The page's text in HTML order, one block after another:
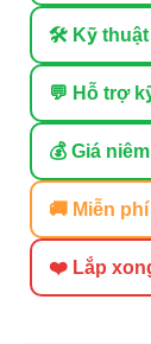
🛠 Kỹ thuật
💬 Hỗ trợ
💰 Giá
🚚 Miễn
❤️ Lắp